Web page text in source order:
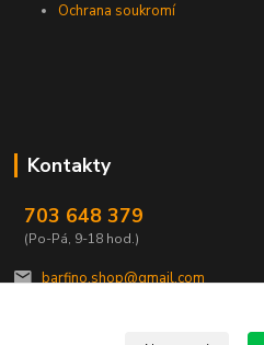
Ochrana soukromí
Kontakty
703 648 379
(Po-Pá, 9-18 hod.)
barfino.shop@gmail.com